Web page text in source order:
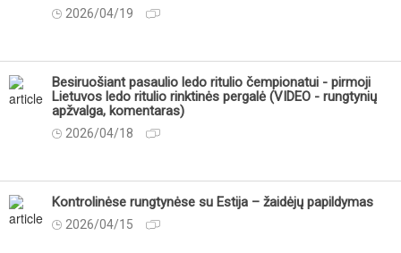
2026/04/19
Besiruošiant pasaulio ledo ritulio čempionatui - pirmoji
Lietuvos ledo ritulio rinktinės pergalė (VIDEO - rungtynių
apžvalga, komentaras)
2026/04/18
Kontrolinėse rungtynėse su Estija – žaidėjų papildymas
2026/04/15